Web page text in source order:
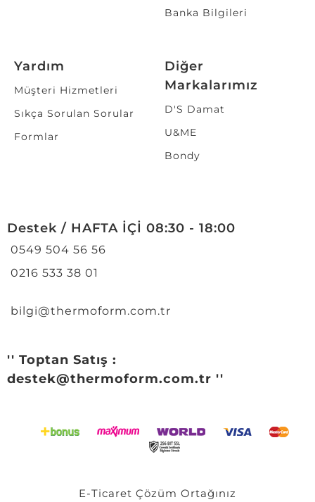
Banka Bilgileri
Yardım
Müşteri Hizmetleri
Sıkça Sorulan Sorular
Formlar
Diğer
Markalarımız
D'S Damat
U&ME
Bondy
Destek / HAFTA İÇİ 08:30 - 18:00
0549 504 56 56
0216 533 38 01
bilgi@thermoform.com.tr
'' Toptan Satış :
destek@thermoform.com.tr ''
E-Ticaret Çözüm Ortağınız